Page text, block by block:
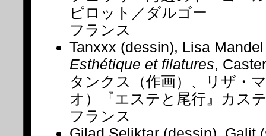
ピロット／ダルゴー
フランス
Tanxxx (dessin), Lisa
Esthétique et filatures,
タンクス（作画）、リザ・
オ）『エステと尾行』カス
フランス